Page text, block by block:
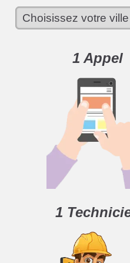
1 Appel
1